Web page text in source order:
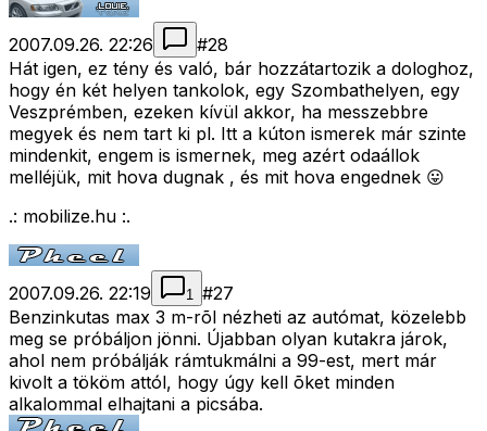
2007.09.26. 22:26 #28
Hát igen, ez tény és való, bár hozzátartozik a dologhoz,
hogy én két helyen tankolok, egy Szombathelyen, egy
Veszprémben, ezeken kívül akkor, ha messzebbre
megyek és nem tart ki pl. Itt a kúton ismerek már szinte
mindenkit, engem is ismernek, meg azért odaállok
melléjük, mit hova dugnak , és mit hova engednek 😛
.: mobilize.hu :.
2007.09.26. 22:19 1 #27
Benzinkutas max 3 m-rõl nézheti az autómat, közelebb
meg se próbáljon jönni. Újabban olyan kutakra járok,
ahol nem próbálják rámtukmálni a 99-est, mert már
kivolt a tököm attól, hogy úgy kell õket minden
alkalommal elhajtani a picsába.